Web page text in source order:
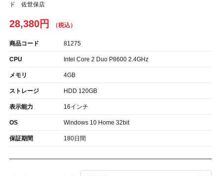
ド 佐世保店
28,380円
商品コード 81275
CPU Intel Core 2 Duo P8600 2.4GHz
メモリ 4GB
ストレージ HDD 120GB
表示能力 16インチ
OS Windows 10 Home 32bit
保証期間 180日間